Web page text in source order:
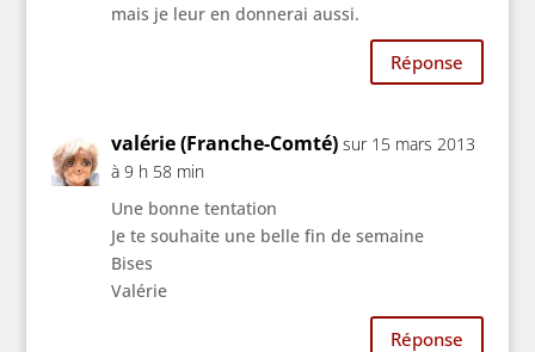
mais je leur en donnerai aussi.
Réponse
valérie (Franche-Comté) sur 15 mars 2013
à 9 h 58 min
Une bonne tentation
Je te souhaite une belle fin de semaine
Bises
Valérie
Réponse